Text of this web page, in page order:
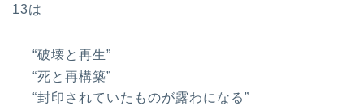
13は
“破壊と再生”
“死と再構築”
“封印されていたものが露わになる”